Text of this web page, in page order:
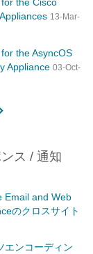
13-Mar-
the AsyncOS
Appliance 03-Oct-
ス / 通知
Email and Web
のクロスサイト
エンコーディン